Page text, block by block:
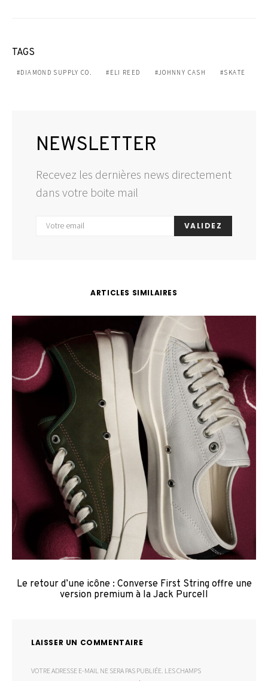
TAGS
DIAMOND SUPPLY CO. ELI REED JOHNNY CASH SKATE
NEWSLETTER
Recevez les dernières news directement
dans votre boite mail
VALIDEZ
ARTICLES SIMILAIRES
Le retour d’une icône : Converse First String offre une
version premium à la Jack Purcell
LAISSER UN COMMENTAIRE
VOTRE ADRESSE E-MAIL NE SERA PAS PUBLIÉE. LES CHAMPS